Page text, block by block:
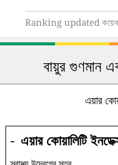
Ranking updated কয়েক
বায়ুর গুণমান
এয়ার
- এয়ার কোয়ালিটি